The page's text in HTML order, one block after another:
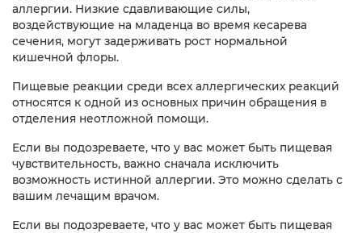
аллергии. Низкие сдавливающие силы,
воздействующие на младенца во время кесарева
сечения, могут задерживать рост нормальной
кишечной флоры.
Пищевые реакции среди всех аллергических реакций
относятся к одной из основных причин обращения в
отделения неотложной помощи.
Если вы подозреваете, что у вас может быть пищевая
чувствительность, важно сначала исключить
возможность истинной аллергии. Это можно сделать с
вашим лечащим врачом.
Если вы подозреваете, что у вас может быть пищевая